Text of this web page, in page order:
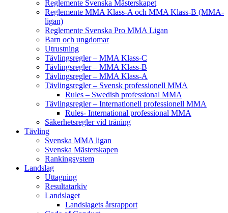
Reglemente Svenska Mästerskapet
Reglemente MMA Klass-A och MMA Klass-B (MMA-
ligan)
Reglemente Svenska Pro MMA Ligan
Barn och ungdomar
Utrustning
Tävlingsregler – MMA Klass-C
Tävlingsregler – MMA Klass-B
Tävlingsregler – MMA Klass-A
Tävlingsregler – Svensk professionell MMA
Rules – Swedish professional MMA
Tävlingsregler – Internationell professionell MMA
Rules- International professional MMA
Säkerhetsregler vid träning
Tävling
Svenska MMA ligan
Svenska Mästerskapen
Rankingsystem
Landslag
Uttagning
Resultatarkiv
Landslaget
Landslagets årsrapport